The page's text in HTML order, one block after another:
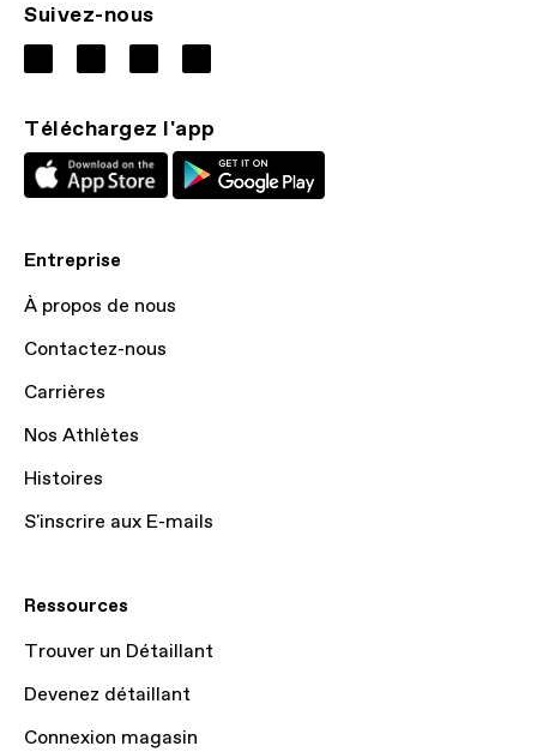
Suivez-nous
Téléchargez l'app
Entreprise
À propos de nous
Contactez-nous
Carrières
Nos Athlètes
Histoires
S'inscrire aux E-mails
Ressources
Trouver un Détaillant
Devenez détaillant
Connexion magasin